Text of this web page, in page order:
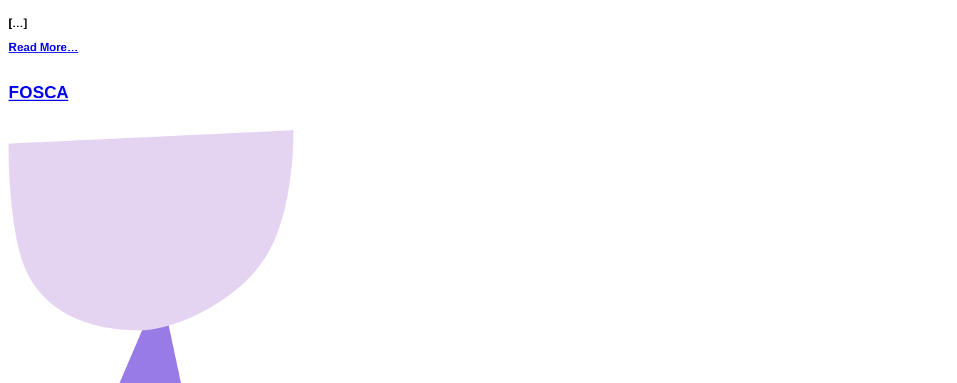
[…]
Read More…
FOSCA